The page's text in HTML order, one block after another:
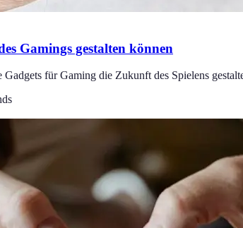
Gamings gestalten können
für Gaming die Zukunft des Spielens